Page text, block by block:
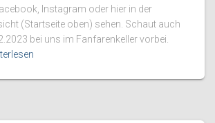
Instagram oder hier in der
(Startseite oben) sehen. Schaut auch
bei uns im Fanfarenkeller vorbei.